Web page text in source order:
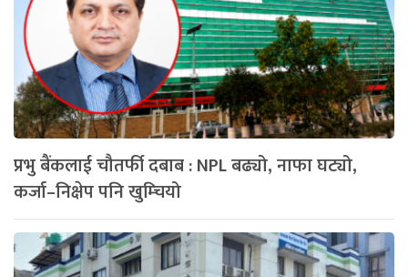
प्रभु बैंकलाई चौतर्फी दबाब : NPL बढ्यो, नाफा घट्यो,
कर्जा–निक्षेप पनि खुम्चियो